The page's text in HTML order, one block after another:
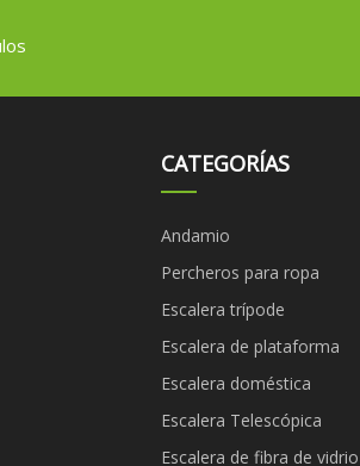
CATEGORÍAS
Andamio
Percheros para ropa
Escalera trípode
Escalera de plataforma
Escalera doméstica
Escalera Telescópica
Escalera de fibra de vidrio